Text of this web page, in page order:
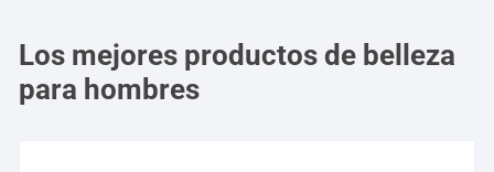
Los mejores productos de belleza
para hombres